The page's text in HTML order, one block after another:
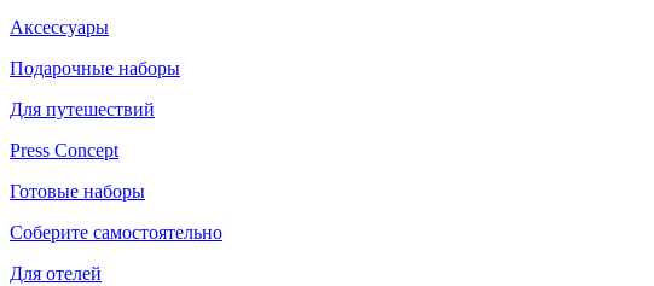
Аксессуары
Подарочные наборы
Для путешествий
Press Concept
Готовые наборы
Соберите самостоятельно
Для отелей